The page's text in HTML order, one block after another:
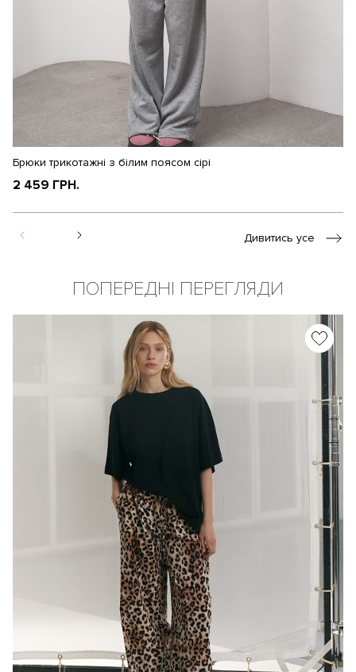
Брюки трикотажні з білим поясом сірі
2 459 ГРН.
Дивитись усе
ПОПЕРЕДНІ ПЕРЕГЛЯДИ